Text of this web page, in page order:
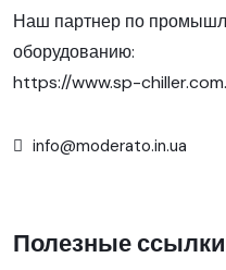
Наш партнер по
оборудованию:
https://www.sp-
info@moderato.in.ua
Полезные ссылки